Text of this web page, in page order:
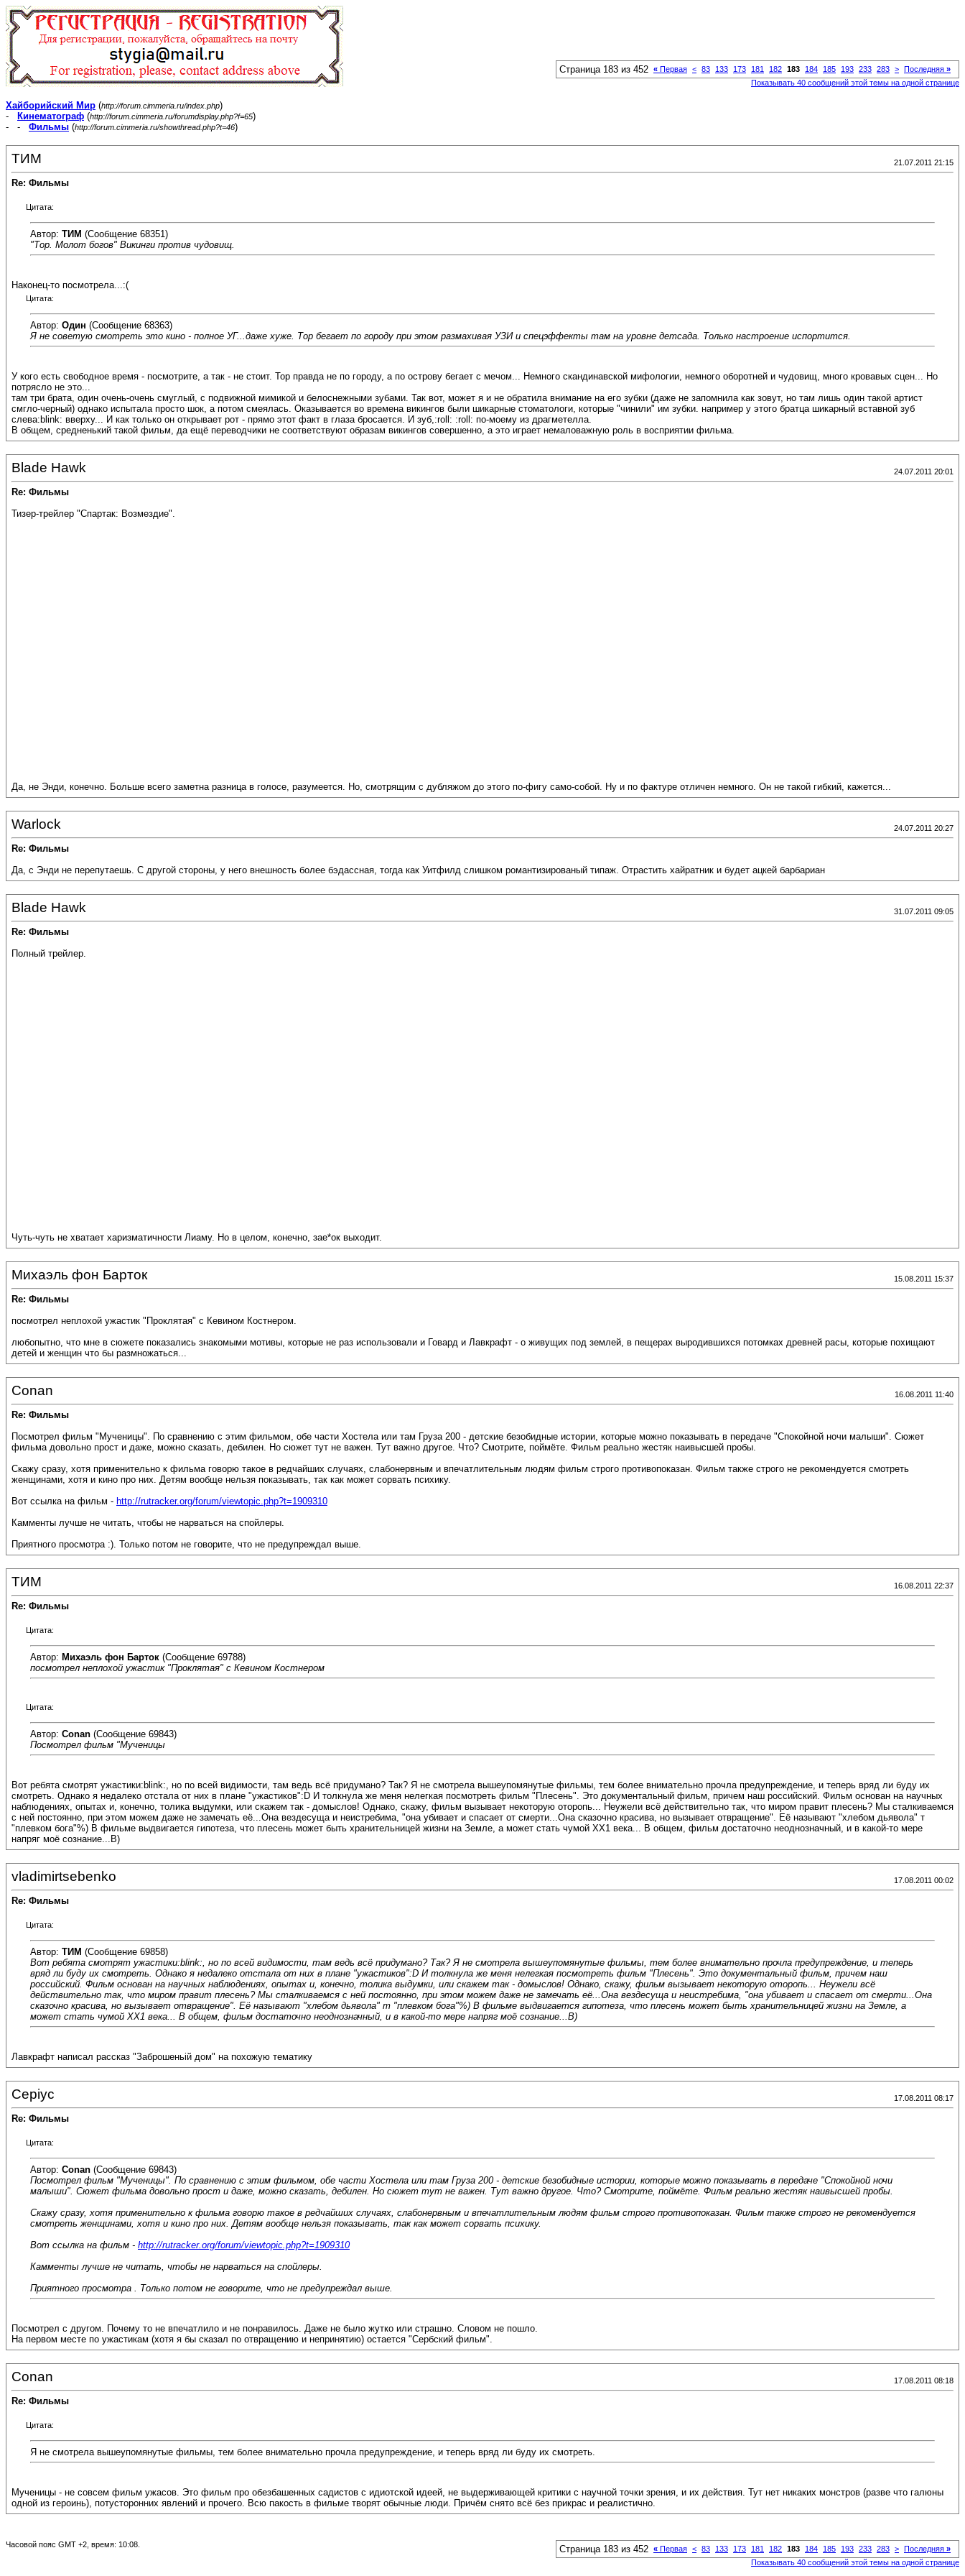
Страница 183 из 452 « Первая < 83 133 173 181 182 183 184 185 193 233 283 > Последняя »
Показывать 40 сообщений этой темы на одной странице
Хайборийский Мир (http://forum.cimmeria.ru/index.php)
-
Кинематограф (http://forum.cimmeria.ru/forumdisplay.php?f=65)
- - Фильмы (http://forum.cimmeria.ru/showthread.php?t=46)
ТИМ 21.07.2011 21:15
Re: Фильмы
Цитата:
Автор: ТИМ (Сообщение 68351)
"Тор. Молот богов" Викинги против чудовищ.
Наконец-то посмотрела...:(
Цитата:
Автор: Один (Сообщение 68363)
Я не советую смотреть это кино - полное УГ...даже хуже. Тор бегает по городу при этом размахивая УЗИ и спецэффекты там на уровне детсада. Только настроение испортится.
У кого есть свободное время - посмотрите, а так - не стоит. Тор правда не по городу, а по острову бегает с мечом... Немного скандинавской мифологии, немного оборотней и чудовищ, много кровавых сцен... Но
потрясло не это...
там три брата, один очень-очень смуглый, с подвижной мимикой и белоснежными зубами. Так вот, может я и не обратила внимание на его зубки (даже не запомнила как зовут, но там лишь один такой артист
смгло-черный) однако испытала просто шок, а потом смеялась. Оказывается во времена викингов были шикарные стоматологи, которые "чинили" им зубки. например у этого братца шикарный вставной зуб
слева:blink: вверху... И как только он открывает рот - прямо этот факт в глаза бросается. И зуб,:roll: :roll: по-моему из драгметелла.
В общем, средненький такой фильм, да ещё переводчики не соответствуют образам викингов совершенно, а это играет немаловажную роль в восприятии фильма.
Blade Hawk 24.07.2011 20:01
Re: Фильмы
Тизер-трейлер "Спартак: Возмездие".
Да, не Энди, конечно. Больше всего заметна разница в голосе, разумеется. Но, смотрящим с дубляжом до этого по-фигу само-собой. Ну и по фактуре отличен немного. Он не такой гибкий, кажется...
Warlock 24.07.2011 20:27
Re: Фильмы
Да, с Энди не перепутаешь. С другой стороны, у него внешность более бэдассная, тогда как Уитфилд слишком романтизированый типаж. Отрастить хайратник и будет ацкей барбариан
Blade Hawk 31.07.2011 09:05
Re: Фильмы
Полный трейлер.
Чуть-чуть не хватает харизматичности Лиаму. Но в целом, конечно, зае*ок выходит.
Михаэль фон Барток 15.08.2011 15:37
Re: Фильмы
посмотрел неплохой ужастик "Проклятая" с Кевином Костнером.
любопытно, что мне в сюжете показались знакомыми мотивы, которые не раз использовали и Говард и Лавкрафт - о живущих под землей, в пещерах выродившихся потомках древней расы, которые похищают
детей и женщин что бы размножаться...
Conan 16.08.2011 11:40
Re: Фильмы
Посмотрел фильм "Мученицы". По сравнению с этим фильмом, обе части Хостела или там Груза 200 - детские безобидные истории, которые можно показывать в передаче "Спокойной ночи малыши". Сюжет
фильма довольно прост и даже, можно сказать, дебилен. Но сюжет тут не важен. Тут важно другое. Что? Смотрите, поймёте. Фильм реально жестяк наивысшей пробы.
Скажу сразу, хотя применительно к фильма говорю такое в редчайших случаях, слабонервным и впечатлительным людям фильм строго противопоказан. Фильм также строго не рекомендуется смотреть
женщинами, хотя и кино про них. Детям вообще нельзя показывать, так как может сорвать психику.
Вот ссылка на фильм - http://rutracker.org/forum/viewtopic.php?t=1909310
Камменты лучше не читать, чтобы не нарваться на спойлеры.
Приятного просмотра :). Только потом не говорите, что не предупреждал выше.
ТИМ 16.08.2011 22:37
Re: Фильмы
Цитата:
Автор: Михаэль фон Барток (Сообщение 69788)
посмотрел неплохой ужастик "Проклятая" с Кевином Костнером
Цитата:
Автор: Conan (Сообщение 69843)
Посмотрел фильм "Мученицы
Вот ребята смотрят ужастики:blink:, но по всей видимости, там ведь всё придумано? Так? Я не смотрела вышеупомянутые фильмы, тем более внимательно прочла предупреждение, и теперь вряд ли буду их
смотреть. Однако я недалеко отстала от них в плане "ужастиков":D И толкнула же меня нелегкая посмотреть фильм "Плесень". Это документальный фильм, причем наш российский. Фильм основан на научных
наблюдениях, опытах и, конечно, толика выдумки, или скажем так - домыслов! Однако, скажу, фильм вызывает некоторую оторопь... Неужели всё действительно так, что миром правит плесень? Мы сталкиваемся
с ней постоянно, при этом можем даже не замечать её...Она вездесуща и неистребима, "она убивает и спасает от смерти...Она сказочно красива, но вызывает отвращение". Её называют "хлебом дьявола" т
"плевком бога"%) В фильме выдвигается гипотеза, что плесень может быть хранительницей жизни на Земле, а может стать чумой ХХ1 века... В общем, фильм достаточно неоднозначный, и в какой-то мере
напряг моё сознание...B)
vladimirtsebenko 17.08.2011 00:02
Re: Фильмы
Цитата:
Автор: ТИМ (Сообщение 69858)
Вот ребята смотрят ужастики:blink:, но по всей видимости, там ведь всё придумано? Так? Я не смотрела вышеупомянутые фильмы, тем более внимательно прочла предупреждение, и теперь
вряд ли буду их смотреть. Однако я недалеко отстала от них в плане "ужастиков":D И толкнула же меня нелегкая посмотреть фильм "Плесень". Это документальный фильм, причем наш
российский. Фильм основан на научных наблюдениях, опытах и, конечно, толика выдумки, или скажем так - домыслов! Однако, скажу, фильм вызывает некоторую оторопь... Неужели всё
действительно так, что миром правит плесень? Мы сталкиваемся с ней постоянно, при этом можем даже не замечать её...Она вездесуща и неистребима, "она убивает и спасает от смерти...Она
сказочно красива, но вызывает отвращение". Её называют "хлебом дьявола" т "плевком бога"%) В фильме выдвигается гипотеза, что плесень может быть хранительницей жизни на Земле, а
может стать чумой ХХ1 века... В общем, фильм достаточно неоднозначный, и в какой-то мере напряг моё сознание...B)
Лавкрафт написал рассказ "Заброшеньій дом" на похожую тематику
Cepiyc 17.08.2011 08:17
Re: Фильмы
Цитата:
Автор: Conan (Сообщение 69843)
Посмотрел фильм "Мученицы". По сравнению с этим фильмом, обе части Хостела или там Груза 200 - детские безобидные истории, которые можно показывать в передаче "Спокойной ночи
малыши". Сюжет фильма довольно прост и даже, можно сказать, дебилен. Но сюжет тут не важен. Тут важно другое. Что? Смотрите, поймёте. Фильм реально жестяк наивысшей пробы.
Скажу сразу, хотя применительно к фильма говорю такое в редчайших случаях, слабонервным и впечатлительным людям фильм строго противопоказан. Фильм также строго не рекомендуется
смотреть женщинами, хотя и кино про них. Детям вообще нельзя показывать, так как может сорвать психику.
Вот ссылка на фильм - http://rutracker.org/forum/viewtopic.php?t=1909310
Камменты лучше не читать, чтобы не нарваться на спойлеры.
Приятного просмотра . Только потом не говорите, что не предупреждал выше.
Посмотрел с другом. Почему то не впечатлило и не понравилось. Даже не было жутко или страшно. Словом не пошло.
На первом месте по ужастикам (хотя я бы сказал по отвращению и непринятию) остается "Сербский фильм".
Conan 17.08.2011 08:18
Re: Фильмы
Цитата:
Я не смотрела вышеупомянутые фильмы, тем более внимательно прочла предупреждение, и теперь вряд ли буду их смотреть.
Мученицы - не совсем фильм ужасов. Это фильм про обезбашенных садистов с идиотской идеей, не выдерживающей критики с научной точки зрения, и их действия. Тут нет никаких монстров (разве что галюны
одной из героинь), потусторонних явлений и прочего. Всю пакость в фильме творят обычные люди. Причём снято всё без прикрас и реалистично.
Часовой пояс GMT +2, время: 10:08 Страница 183 из 452 « Первая < 83 133 173 181 182 183 184 185 193 233 283 > Последняя »
Показывать 40 сообщений этой темы на одной странице